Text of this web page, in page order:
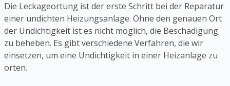
Die Leckageortung ist der erste Schritt bei der Reparatur
einer undichten Heizungsanlage. Ohne den genauen Ort
der Undichtigkeit ist es nicht möglich, die Beschädigung
zu beheben. Es gibt verschiedene Verfahren, die wir
einsetzen, um eine Undichtigkeit in einer Heizanlage zu
orten.